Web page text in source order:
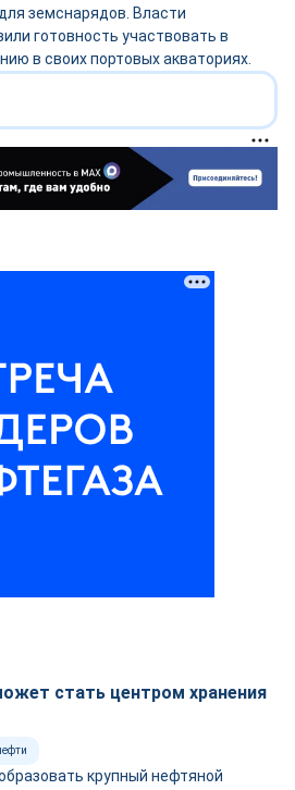
земснарядов. Власти
готовность участвовать в
в своих портовых акваториях.
стать центром хранения
крупный нефтяной